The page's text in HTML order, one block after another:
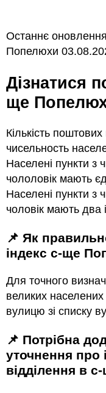
Останнє
Попелюхи
Дізнатися поштовий індекс с-
ще
Кількість
чисельность
Населені пункти з
чололовік мають
Населені пункти з
чоловік мають два
📌 Як правильно визначити поштовий
індекс с-ще
Для точного
великих
вулицю зі списку
📌 Потрібна додаткова інформація або
уточнення про
відділення в